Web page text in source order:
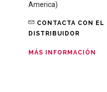
America)
CONTACTA CON EL
DISTRIBUIDOR
MÁS INFORMACIÓN